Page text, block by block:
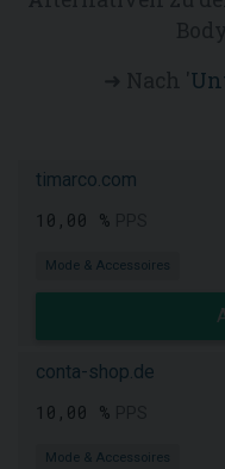
timarco.com
10,00 %
Mode & Accessoires
conta-shop.de
10,00 %
Mode & Accessoires